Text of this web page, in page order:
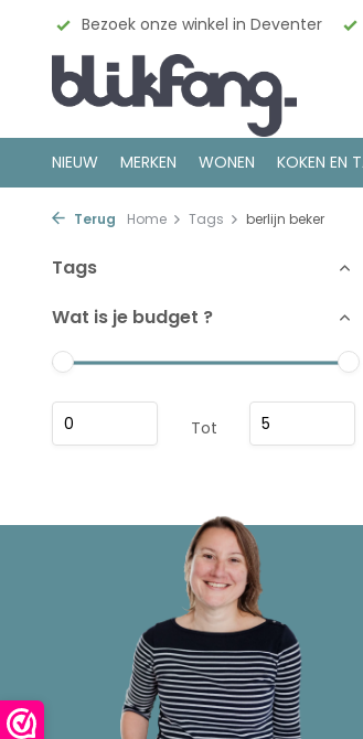
Bezoek onze winkel in Deventer
NIEUW MERKEN WONEN KOKEN EN
Terug Home Tags berlijn beker
Tags
Wat is je budget ?
Tot